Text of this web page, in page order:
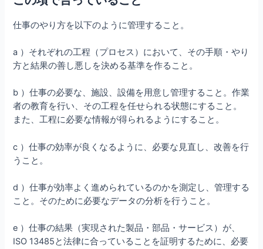
仕事のやり方を以下のように管理すること。
a ）それぞれの工程（プロセス）において、その手順・やり
方と結果の善し悪しを決める基準を作ること。
b ）仕事の必要な、施設、設備を用意し管理すること。作業
者の教育を行い、その工程を任せられる状態にすること。
また、工程に必要な情報が得られるようにすること。
c ）仕事の効率が良くなるように、必要な見直し、改善を行
うこと。
d ）仕事が効率よく進められているのかを測定し、管理する
こと。そのために必要なデータの分析を行うこと。
e ）仕事の結果（実現された製品・部品・サービス）が、
ISO 13485と法律に合っていることを証明するために、必要